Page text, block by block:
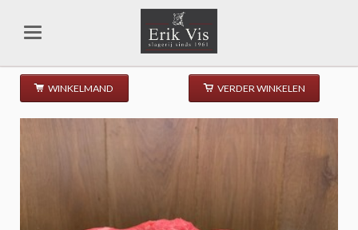
WINKELMAND VERDER WINKELEN